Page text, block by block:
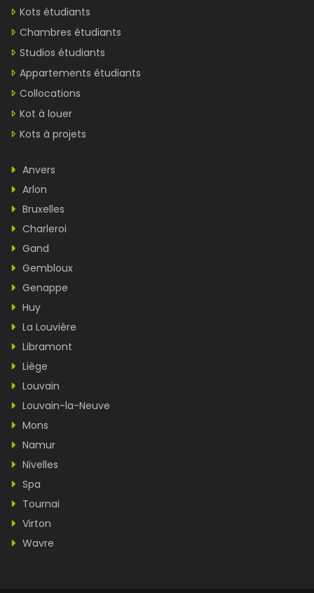
Kots étudiants
Chambres étudiants
Studios étudiants
Appartements étudiants
Collocations
Kot à louer
Kots à projets
Anvers
Arlon
Bruxelles
Charleroi
Gand
Gembloux
Genappe
Huy
La Louvière
Libramont
Liège
Louvain
Louvain-la-Neuve
Mons
Namur
Nivelles
Spa
Tournai
Virton
Wavre